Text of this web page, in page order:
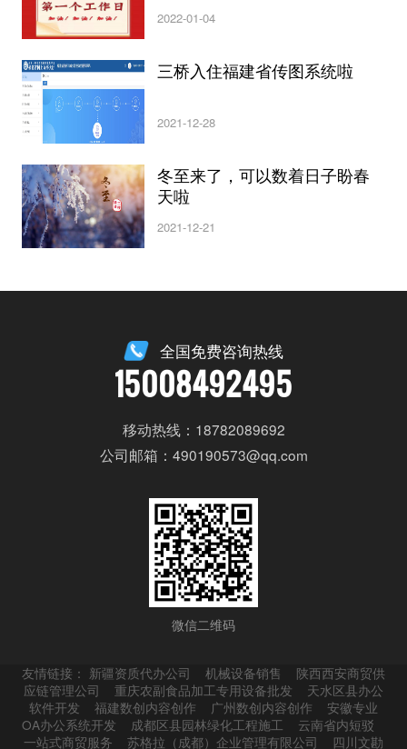
2022-01-04
三桥入住福建省传图系统啦
2021-12-28
冬至来了，可以数着日子盼春
天啦
2021-12-21
全国免费咨询热线
15008492495
移动热线：18782089692
公司邮箱：490190573@qq.com
微信二维码
友情链接： 新疆资质代办公司 机械设备销售
陕西西安商贸供
应链管理公司
重庆农副食品加工专用设备批发
天水区县办公
软件开发
福建数创内容创作 广州数创内容创作
安徽专业
OA办公系统开发
成都区县园林绿化工程施工
云南省内短驳
一站式商贸服务
苏格拉（成都）企业管理有限公司 四川文勘